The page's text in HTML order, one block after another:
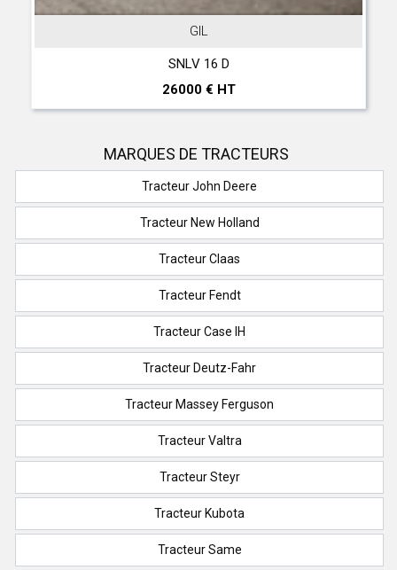
GIL
SNLV 16 D
26000 € HT
MARQUES DE TRACTEURS
Tracteur John Deere
Tracteur New Holland
Tracteur Claas
Tracteur Fendt
Tracteur Case IH
Tracteur Deutz-Fahr
Tracteur Massey Ferguson
Tracteur Valtra
Tracteur Steyr
Tracteur Kubota
Tracteur Same